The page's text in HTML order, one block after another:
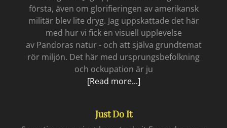
första, även om glorifieringen av amerikansk
militär blev lite dryg. Jag uppskattade det här
med hur vi fick en visuell upplevelse
av Pandoras natur - och att själva grundtemat
rör miljön. Det här med ursprungsbefolkning
och ockupation är ju
[Read more...]När
Just Do It